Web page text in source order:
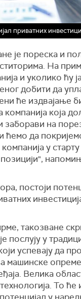
приватних
је пореска и
На
и уколико ћу
добити да
ће издвајање
компанија која
заборави на
ћемо да
у старту
постоји
такозване
послују у
успевају да
машинске
Велика
То ће